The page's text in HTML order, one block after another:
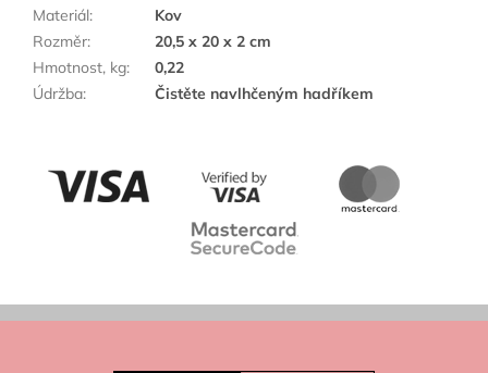
Materiál:
Kov
Rozměr:
20,5 x 20 x 2 cm
Hmotnost, kg:
0,22
Údržba: Čistěte navlhčeným hadříkem